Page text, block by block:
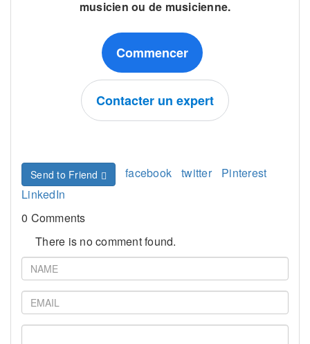
musicien ou de musicienne.
Commencer
Contacter un expert
Send to Friend facebook twitter
Pinterest
LinkedIn
0 Comments
There is no comment found.